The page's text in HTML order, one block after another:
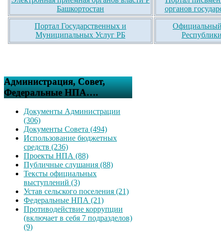
Башкортостан
органов
Портал Государственных и
Муниципальных Услуг РБ
Официальный
Администрация, Совет,
Федеральные НПА….
Документы Администрации
(306)
Документы Совета (494)
Использование бюджетных
средств (236)
Проекты НПА (88)
Публичные слушания (88)
Тексты официальных
выступлений (3)
Устав сельского поселения (21)
Федеральные НПА (21)
Противодействие коррупции
(включает в себя 7 подразделов)
(9)